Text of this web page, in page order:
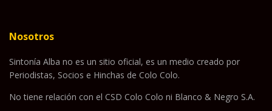
Nosotros
Sintonía Alba no es un sitio oficial, es un medio creado por
Periodistas, Socios e Hinchas de Colo Colo.
No tiene relación con el CSD Colo Colo ni Blanco & Negro S.A.